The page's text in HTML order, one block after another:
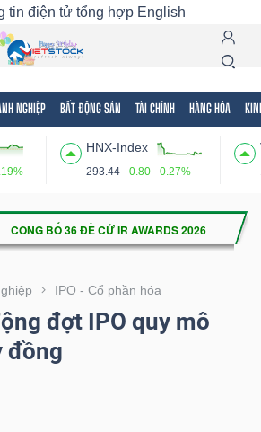
tin điện tử tổng hợp English
NGHIỆP BẤT ĐỘNG SẢN TÀI CHÍNH HÀNG HÓA
HNX-Index
293.44 0.80 0.27%
IPO - Cổ phần hóa
đợt IPO quy mô
đồng
Ngành Mã chứng khoán